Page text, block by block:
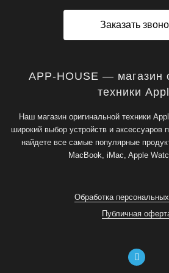
Заказать
APP-HOUSE — магазин
техники
Наш магазин оригинальной техники
широкий выбор устройств и аксессуаров
найдете все самые популярные
MacBook, iMac, Apple
Обработка
Публичная